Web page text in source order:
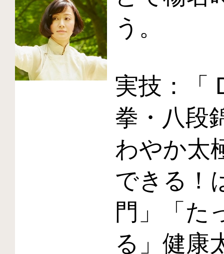
う。
実技：「
拳・八段
わやか太
できる！
門」「た
る」健康